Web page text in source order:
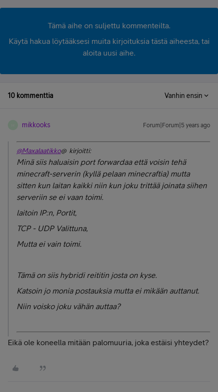
Tämä aihe on suljettu kommenteilta.
Käytä hakua löytääksesi muita kirjoituksia tästä aiheesta, tai
aloita uusi aihe.
10 kommenttia Vanhin ensin
mikkooks Forum|Forum|5 years ago
@Maxalaatikko@ kirjoitti:
Minä siis haluaisin port forwardaa että voisin tehä
minecraft-serverin (kyllä pelaan minecraftia) mutta
sitten kun laitan kaikki niin kun joku trittää joinata siihen
serveriin se ei vaan toimi.
laitoin IP:n, Portit,
TCP - UDP Valittuna,
Mutta ei vain toimi.
Tämä on siis hybridi reititin josta on kyse.
Katsoin jo monia postauksia mutta ei mikään auttanut.
Niin voisko joku vähän auttaa?
Eikä ole koneella mitään palomuuria, joka estäisi yhteydet?